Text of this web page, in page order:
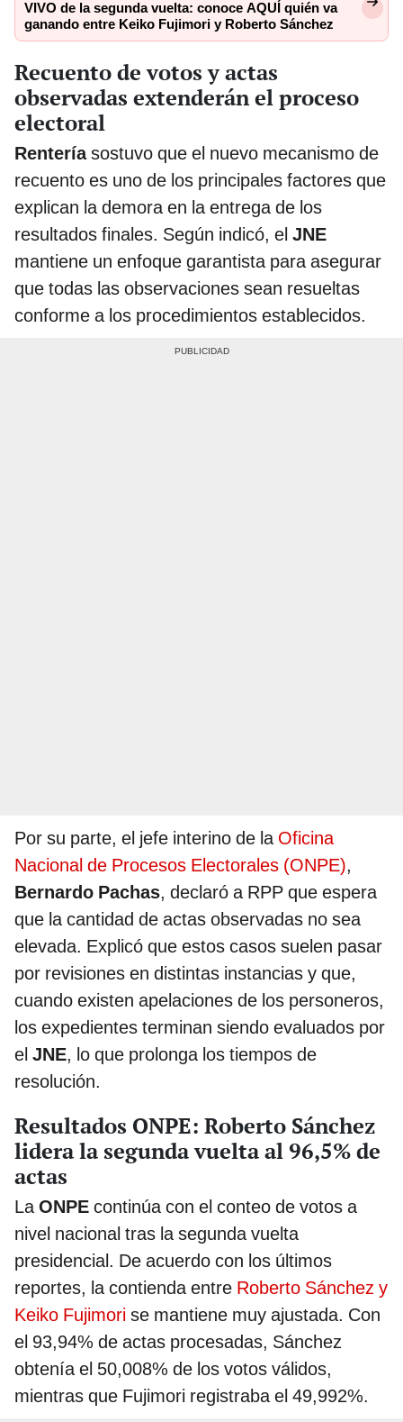
VIVO de la segunda vuelta: conoce AQUÍ quién va
ganando entre Keiko Fujimori y Roberto Sánchez
Recuento de votos y actas
observadas extenderán el proceso
electoral
Renteríasostuvo que el nuevo mecanismo de
recuento es uno de los principales factores que
explican la demora en la entrega de los
resultados finales. Según indicó, el JNE
mantiene un enfoque garantista para asegurar
que todas las observaciones sean resueltas
conforme a los procedimientos establecidos.
Por su parte, el jefe interino de la Oficina
Nacional de Procesos Electorales (ONPE),
Bernardo Pachas, declaró a RPP que espera
que la cantidad de actas observadas no sea
elevada. Explicó que estos casos suelen pasar
por revisiones en distintas instancias y que,
cuando existen apelaciones de los personeros,
los expedientes terminan siendo evaluados por
el JNE, lo que prolonga los tiempos de
resolución.
Resultados ONPE: Roberto Sánchez
lidera la segunda vuelta al 96,5% de
actas
La ONPE continúa con el conteo de votos a
nivel nacional tras la segunda vuelta
presidencial. De acuerdo con los últimos
reportes, la contienda entre Roberto Sánchez y
Keiko Fujimori se mantiene muy ajustada. Con
el 93,94% de actas procesadas, Sánchez
obtenía el 50,008% de los votos válidos,
mientras que Fujimori registraba el 49,992%.